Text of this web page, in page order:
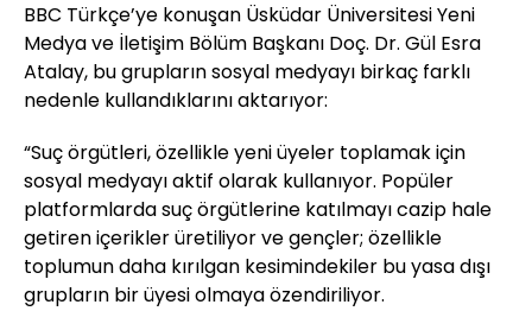
BBC Türkçe’ye konuşan Üsküdar Üniversitesi Yeni
Medya ve İletişim Bölüm Başkanı Doç. Dr. Gül Esra
Atalay, bu grupların sosyal medyayı birkaç farklı
nedenle kullandıklarını aktarıyor:
“Suç örgütleri, özellikle yeni üyeler toplamak için
sosyal medyayı aktif olarak kullanıyor. Popüler
platformlarda suç örgütlerine katılmayı cazip hale
getiren içerikler üretiliyor ve gençler; özellikle
toplumun daha kırılgan kesimindekiler bu yasa dışı
grupların bir üyesi olmaya özendiriliyor.